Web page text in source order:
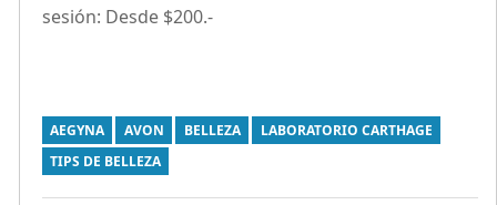
sesión: Desde $200.-
AEGYNA AVON BELLEZA
LABORATORIO CARTHAGE
TIPS DE BELLEZA